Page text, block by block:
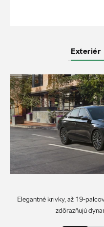
Exteriér
Elegantné krivky, až 19-
zdôrazňujú